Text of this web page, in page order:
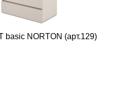
basic NORTON (арт.129)